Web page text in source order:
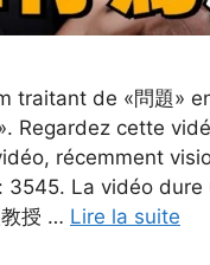
traitant de «問題»
Regardez cette
récemment
La vidéo
授 … Lire la suite